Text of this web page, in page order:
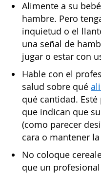
Alimente a su
hambre. Pero
inquietud o el
una señal de
jugar o estar con
Hable con el
salud sobre qué
qué cantidad.
que indican que
(como parecer
cara o mantener
No coloque
que un